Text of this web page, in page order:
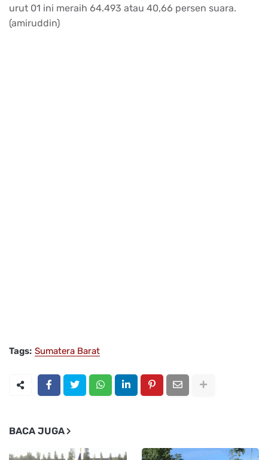
urut 01 ini meraih 64.493 atau 40,66 persen suara.
(amiruddin)
Tags: Sumatera Barat
BACA JUGA